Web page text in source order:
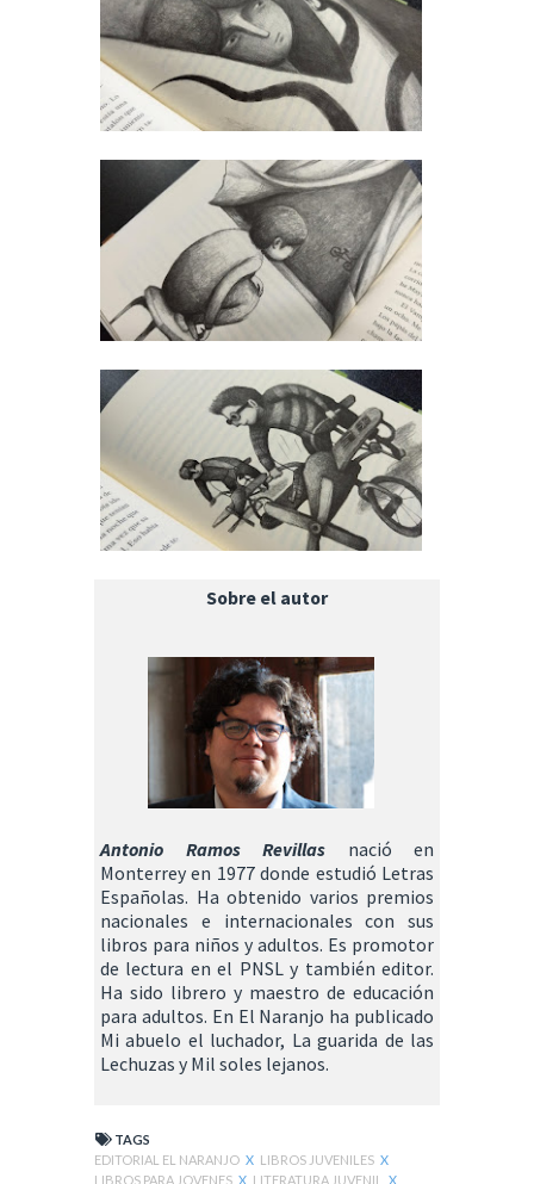
Sobre el autor
Antonio Ramos Revillas nació en
Monterrey en 1977 donde estudió Letras
Españolas. Ha obtenido varios premios
nacionales e internacionales con sus
libros para niños y adultos. Es promotor
de lectura en el PNSL y también editor.
Ha sido librero y maestro de educación
para adultos. En El Naranjo ha publicado
Mi abuelo el luchador, La guarida de las
Lechuzas y Mil soles lejanos.
TAGS
EDITORIAL EL NARANJO X LIBROS JUVENILES X
LIBROS PARA JOVENES X LITERATURA JUVENIL X